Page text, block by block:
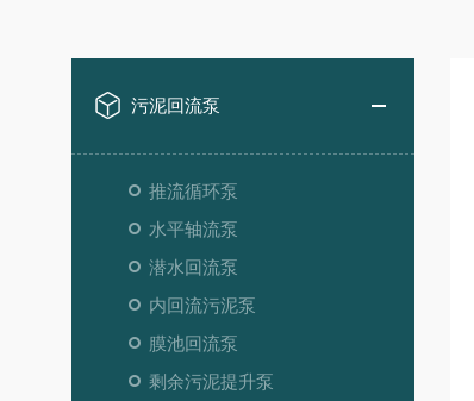
污泥回流泵
推流循环泵
水平轴流泵
潜水回流泵
内回流污泥泵
膜池回流泵
剩余污泥提升泵